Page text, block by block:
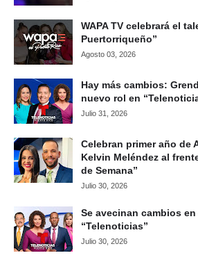
WAPA TV celebrará el
Puertorriqueño”
Agosto 03, 2026
Hay más cambios:
nuevo rol en
Julio 31, 2026
Celebran primer año de
Kelvin Meléndez al
de Semana”
Julio 30, 2026
Se avecinan cambios
“Telenoticias”
Julio 30, 2026